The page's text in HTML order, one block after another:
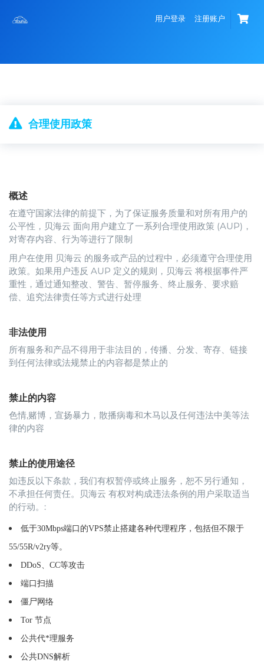
用户登录 注册账户
合理使用政策
概述
在遵守国家法律的前提下，为了保证服务质量和对所有用户的
公平性，贝海云 面向用户建立了一系列合理使用政策 (AUP)，
对寄存内容、行为等进行了限制
用户在使用 贝海云 的服务或产品的过程中，必须遵守合理使用
政策。如果用户违反 AUP 定义的规则，贝海云 将根据事件严
重性，通过通知整改、警告、暂停服务、终止服务、要求赔
偿、追究法律责任等方式进行处理
非法使用
所有服务和产品不得用于非法目的，传播、分发、寄存、链接
到任何法律或法规禁止的内容都是禁止的
禁止的内容
色情,赌博，宣扬暴力，散播病毒和木马以及任何违法中美等法
律的内容
禁止的使用途径
如违反以下条款，我们有权暂停或终止服务，恕不另行通知，
不承担任何责任。贝海云 有权对构成违法条例的用户采取适当
的行动。:
低于30Mbps端口的VPS禁止搭建各种代理程序，包括但不限于
55/55R/v2ry等。
DDoS、CC等攻击
端口扫描
僵尸网络
Tor 节点
公共代*理服务
公共DNS解析